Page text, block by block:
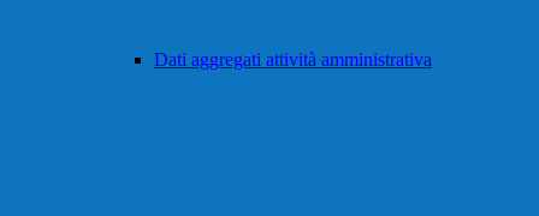
Dati aggregati attività amministrativa